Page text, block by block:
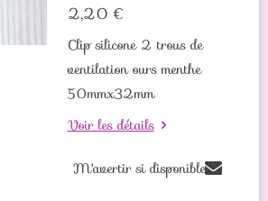
2,20 €
Clip silicone 2 trous de
ventilation ours menthe
50mmx32mm
Voir les détails
M'avertir si disponible